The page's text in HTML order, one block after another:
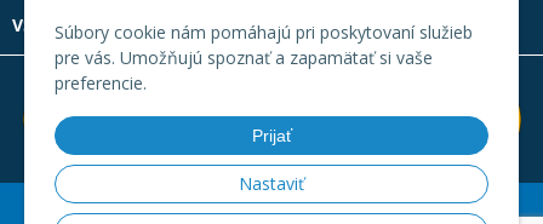
Súbory cookie nám pomáhajú pri poskytovaní služieb
pre vás. Umožňujú spoznať a zapamätať si vaše
preferencie.
Prijať
Nastaviť
VŠETKO O NÁKUPE